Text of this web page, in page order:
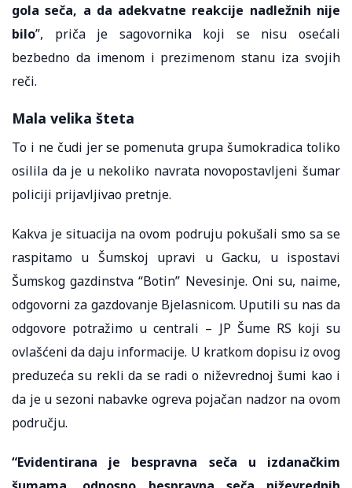
gola seča, a da adekvatne reakcije nadležnih nije
bilo”, priča je sagovornika koji se nisu osećali
bezbedno da imenom i prezimenom stanu iza svojih
reči.
Mala velika šteta
To i ne čudi jer se pomenuta grupa šumokradica toliko
osilila da je u nekoliko navrata novopostavljeni šumar
policiji prijavljivao pretnje.
Kakva je situacija na ovom podruju pokušali smo sa se
raspitamo u Šumskoj upravi u Gacku, u ispostavi
Šumskog gazdinstva “Botin” Nevesinje. Oni su, naime,
odgovorni za gazdovanje Bjelasnicom. Uputili su nas da
odgovore potražimo u centrali – JP Šume RS koji su
ovlašćeni da daju informacije. U kratkom dopisu iz ovog
preduzeća su rekli da se radi o niževrednoj šumi kao i
da je u sezoni nabavke ogreva pojačan nadzor na ovom
području.
“Evidentirana je bespravna seča u izdanačkim